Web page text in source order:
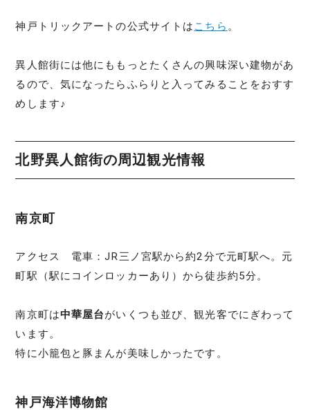
神戸トリックアートの公式サイトは こちら 。
異人館街には他にももっとたくさんの興味深い建物があ
るので、気になったらふらりと入ってみることをおすす
めします♪
北野異人館街の周辺観光情報
南京町
アクセス 電車：JR三ノ宮駅から約2分で元町駅へ。元
町駅（駅にコインロッカーあり）から徒歩約5分。
南京町は中華屋台がいくつも並び、観光客でにぎわって
います。
特に小籠包と豚まんが美味しかったです。
神戸海洋博物館